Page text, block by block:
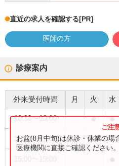
直近の求人を確認する[PR]
医師の方
診療案内
外来受付時間 月 火 水
10:30〜13:00 ● ●
15:00〜17:00 ●
お盆(8月中旬)は休診・休業の場
医療機関に直接ご確認ください。